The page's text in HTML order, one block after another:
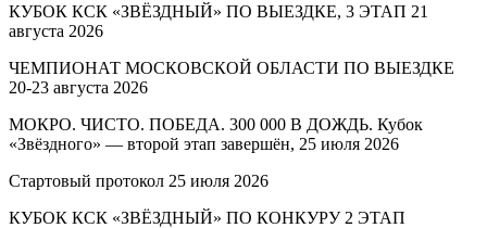
КУБОК КСК «ЗВЁЗДНЫЙ» ПО ВЫЕЗДКЕ, 3 ЭТАП 21
августа 2026
ЧЕМПИОНАТ МОСКОВСКОЙ ОБЛАСТИ ПО ВЫЕЗДКЕ
20-23 августа 2026
МОКРО. ЧИСТО. ПОБЕДА. 300 000 В ДОЖДЬ. Кубок
«Звёздного» — второй этап завершён, 25 июля 2026
Стартовый протокол 25 июля 2026
КУБОК КСК «ЗВЁЗДНЫЙ» ПО КОНКУРУ 2 ЭТАП